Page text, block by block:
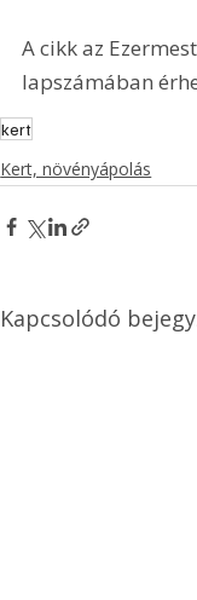
A cikk az
lapszámában
kert
Kert, növényápolás
Kapcsolódó